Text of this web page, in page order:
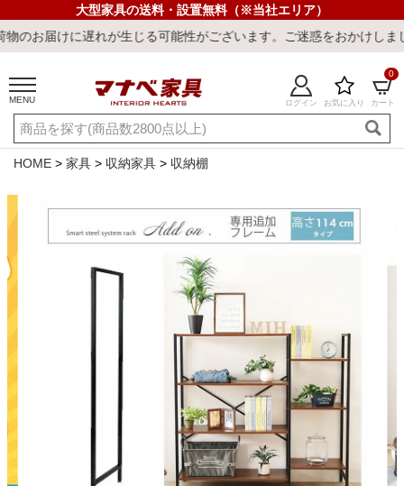
大型家具の送料・設置無料（※当社エリア）
れが生じる可能性がございます。ご迷惑をおかけしまして誠に申し
MENU ログイン お気に入り カート
0
ご利用ガイド 新規会員登録
店舗一覧 閲覧履歴
キーワード・商品番号で探す
冷感寝具 ワークデスク ウィルトンラ
HOME 家具 収納家具 収納棚